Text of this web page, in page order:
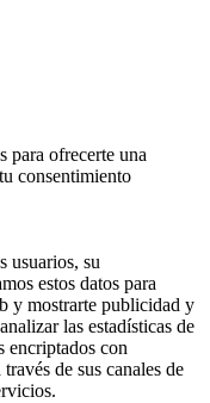
para ofrecerte una
consentimiento
usuarios, su
estos datos para
y mostrarte publicidad y
las estadísticas de
encriptados con
de sus canales de